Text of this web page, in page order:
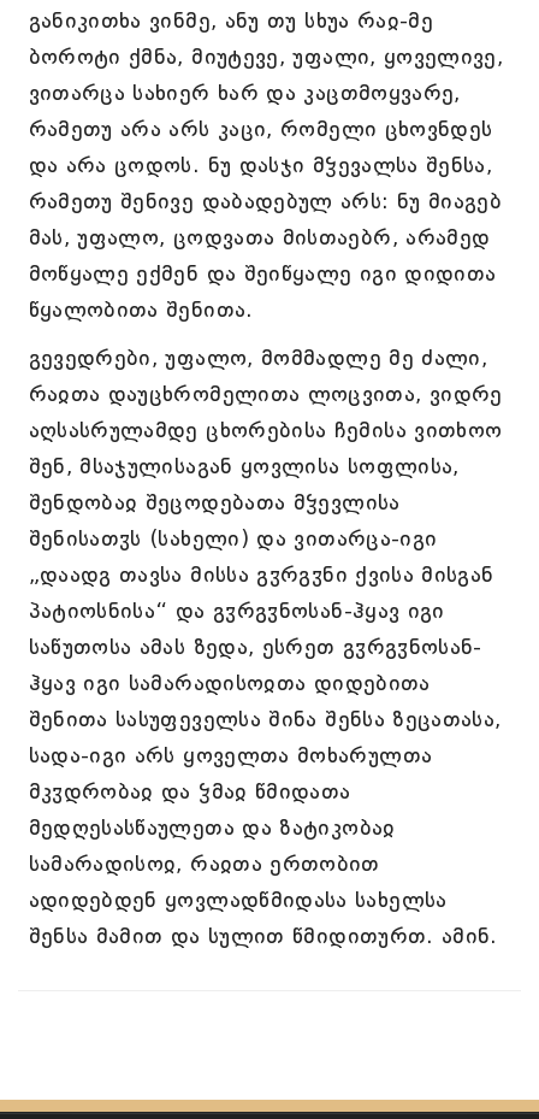
განიკითხა ვინმე, ანუ თუ სხუა რაჲ-მე
ბოროტი ქმნა, მიუტევე, უფალი, ყოველივე,
ვითარცა სახიერ ხარ და კაცთმოყვარე,
რამეთუ არა არს კაცი, რომელი ცხოვნდეს
და არა ცოდოს. ნუ დასჯი მჴევალსა შენსა,
რამეთუ შენივე დაბადებულ არს: ნუ მიაგებ
მას, უფალო, ცოდვათა მისთაებრ, არამედ
მოწყალე ექმენ და შეიწყალე იგი დიდითა
წყალობითა შენითა.
გევედრები, უფალო, მომმადლე მე ძალი,
რაჲთა დაუცხრომელითა ლოცვითა, ვიდრე
აღსასრულამდე ცხორებისა ჩემისა ვითხოო
შენ, მსაჯულისაგან ყოვლისა სოფლისა,
შენდობაჲ შეცოდებათა მჴევლისა
შენისათჳს (სახელი) და ვითარცა-იგი
„დაადგ თავსა მისსა გჳრგჳნი ქვისა მისგან
პატიოსნისა“ და გჳრგჳნოსან-ჰყავ იგი
საწუთოსა ამას ზედა, ესრეთ გჳრგჳნოსან-
ჰყავ იგი სამარადისოჲთა დიდებითა
შენითა სასუფეველსა შინა შენსა ზეცათასა,
სადა-იგი არს ყოველთა მოხარულთა
მკჳდრობაჲ და ჴმაჲ წმიდათა
მედღესასწაულეთა და ზატიკობაჲ
სამარადისოჲ, რაჲთა ერთობით
ადიდებდენ ყოვლადწმიდასა სახელსა
შენსა მამით და სულით წმიდითურთ. ამინ.